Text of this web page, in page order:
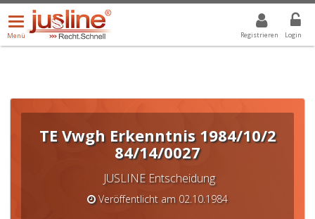
Registrieren Login
Menü
öffnen/schließen
Menü
ALLE DROPDOWN: GEWÄHLTER WERT IST ALLE
TE Vwgh Erkenntnis 1984/10/2
84/14/0027
JUSLINE Entscheidung
Veröffentlicht am 02.10.1984